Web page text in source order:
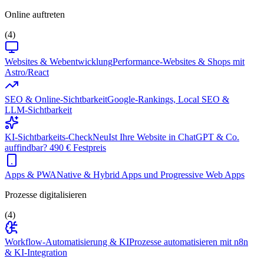
Online auftreten
(4)
Websites & WebentwicklungPerformance-Websites & Shops mit
Astro/React
SEO & Online-SichtbarkeitGoogle-Rankings, Local SEO &
LLM-Sichtbarkeit
KI-Sichtbarkeits-CheckNeuIst Ihre Website in ChatGPT & Co.
auffindbar? 490 € Festpreis
Apps & PWANative & Hybrid Apps und Progressive Web Apps
Prozesse digitalisieren
(4)
Workflow-Automatisierung & KIProzesse automatisieren mit n8n
& KI-Integration